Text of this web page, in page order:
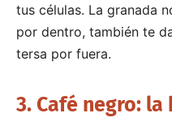
tus células. La granada
por dentro, también te
tersa por fuera.
3. Café negro: la